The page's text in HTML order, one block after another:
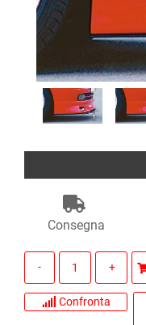
Consegna
Confronta